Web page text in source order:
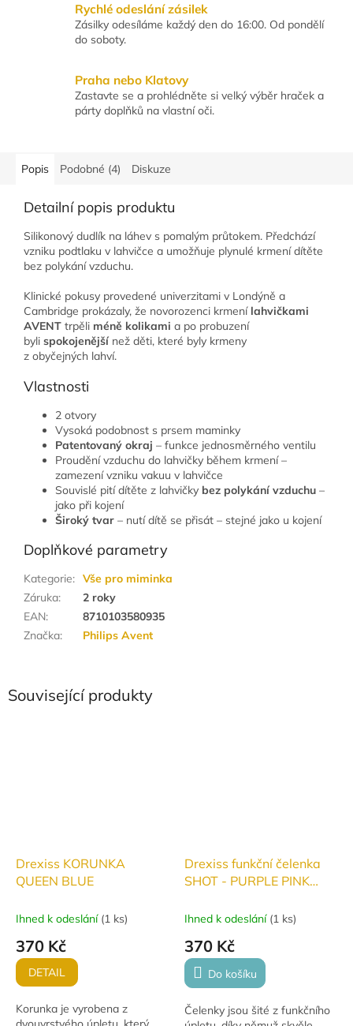
Rychlé odeslání zásilek
Zásilky odesíláme každý den do 16:00. Od pondělí
do soboty.
Praha nebo Klatovy
Zastavte se a prohlédněte si velký výběr hraček a
párty doplňků na vlastní oči.
Související produkty
Drexiss KORUNKA
QUEEN BLUE
Ihned k odeslání (1 ks)
370 Kč
DETAIL
Korunka je vyrobena z
Drexiss funkční čelenka
SHOT - PURPLE PINK
Ihned k odeslání (1 ks)
370 Kč
Do košíku
Čelenky jsou šité z funkčního
Popis Podobné (4) Diskuze
Detailní popis produktu
Silikonový dudlík na láhev s pomalým průtokem. Předchází
vzniku podtlaku v lahvičce a umožňuje plynulé krmení dítěte
bez polykání vzduchu.
Klinické pokusy provedené univerzitami v Londýně a
Cambridge prokázaly, že novorozenci krmení lahvičkami
AVENT trpěli méně kolikami a po probuzení
byli spokojenější než děti, které byly krmeny
z obyčejných lahví.
Vlastnosti
2 otvory
Vysoká podobnost s prsem maminky
Patentovaný okraj – funkce jednosměrného ventilu
Proudění vzduchu do lahvičky během krmení –
zamezení vzniku vakuu v lahvičce
Souvislé pití dítěte z lahvičky bez polykání vzduchu –
jako při kojení
Široký tvar – nutí dítě se přisát – stejné jako u kojení
Doplňkové parametry
Kategorie: Vše pro miminka
Záruka:
2 roky
EAN:
8710103580935
Značka: Philips Avent